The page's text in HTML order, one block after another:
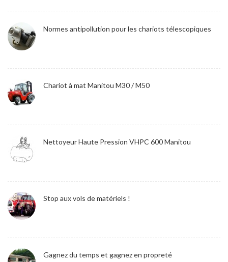
Normes antipollution pour les chariots télescopiques
Chariot à mat Manitou M30 / M50
Nettoyeur Haute Pression VHPC 600 Manitou
Stop aux vols de matériels !
Gagnez du temps et gagnez en propreté